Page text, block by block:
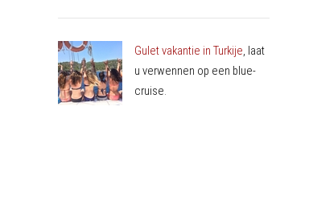
Gulet vakantie in Turkije, laat
u verwennen op een blue-
cruise.